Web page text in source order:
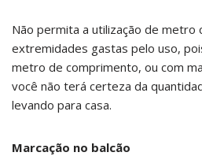
Não permita a utilização de metro
extremidades gastas pelo uso,
metro de comprimento, ou com
você não terá certeza da
levando para casa.
Marcação no balcão